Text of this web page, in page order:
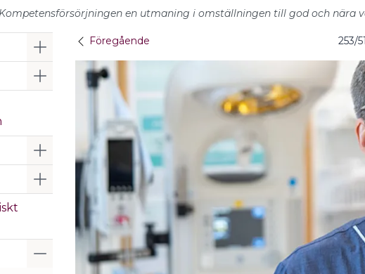
Kompetensförsörjningen en utmaning i omställningen till god och nära
Visa/Göm undermeny
Visa/Göm undermeny
Visa/Göm undermeny
Visa/Göm undermeny
Visa/Göm undermeny
Föregående 253/